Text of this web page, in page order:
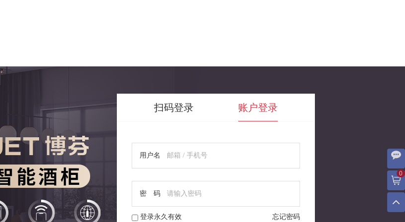
扫码登录 账户登录
用户名
密 码
登录永久有效 忘记密码
0